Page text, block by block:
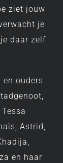
ziet jouw
je
daar zelf
en ouders
Astrid,
en haar